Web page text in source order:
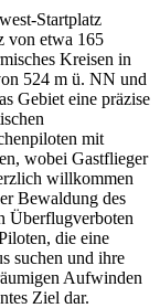
Startplatz
von etwa 165
Kreisen in
524 m ü. NN und
Gebiet eine präzise
mit
wobei Gastflieger
willkommen
Bewaldung des
Überflugverboten
die eine
suchen und ihre
Aufwinden
Ziel dar.